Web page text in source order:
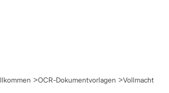
API-Dokumentation
OCR-Dokumentvorlagen Vollmacht